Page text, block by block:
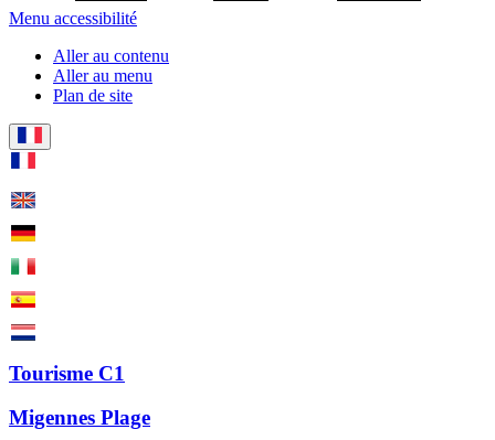
Menu accessibilité
Aller au contenu
Aller au menu
Plan de site
Tourisme C1
Migennes Plage